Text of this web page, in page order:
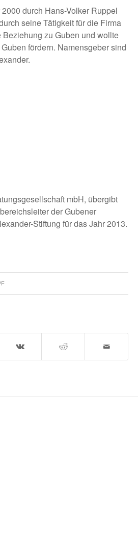
durch Hans-Volker Ruppel
seine Tätigkeit für die Firma
zu Guben und wollte
fördern. Namensgeber sind
mbH, übergibt
der Gubener
Stiftung für das Jahr 2013.